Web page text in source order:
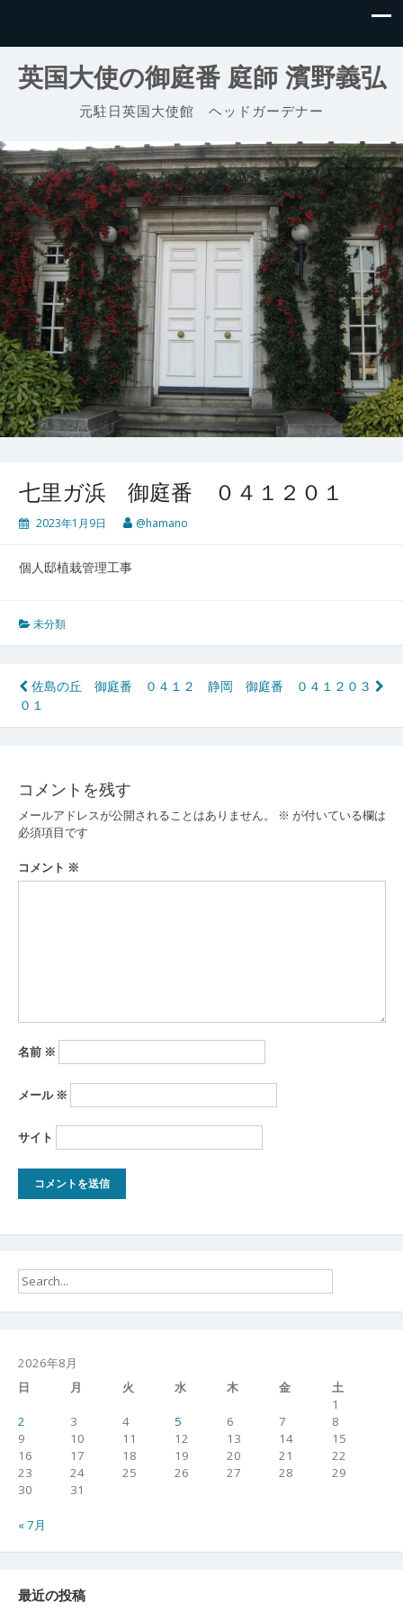
英国大使の御庭番 庭師 濱野義弘
元駐日英国大使館 ヘッドガーデナー
七里ガ浜 御庭番 ０４１２０１
2023年1月9日 @hamano
個人邸植栽管理工事
未分類
投
稿
ビ
ゲ
ー
シ
佐島の丘 御庭番 ０４１２
０１
静岡 御庭番 ０４１２０３
コメントを残す
メールアドレスが公開されることはありません。 ※ が付いている欄は
必須項目です
コメント ※
名前 ※
メール ※
サイト
2026年8月
日
月 火 水 木 金
土
1
2
3 4 5 6 7
8
9
10 11 12 13 14
15
16
17 18 19 20 21
22
23
24 25 26 27 28
29
30
31
« 7月
最近の投稿